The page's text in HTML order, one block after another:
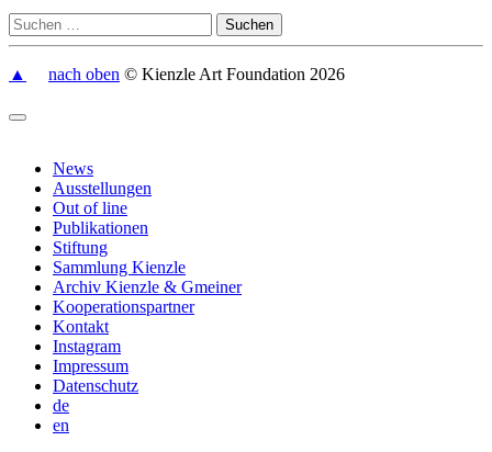
▲ nach oben © Kienzle Art Foundation 2026
News
Ausstellungen
Out of line
Publikationen
Stiftung
Sammlung Kienzle
Archiv Kienzle & Gmeiner
Kooperationspartner
Kontakt
Instagram
Impressum
Datenschutz
de
en